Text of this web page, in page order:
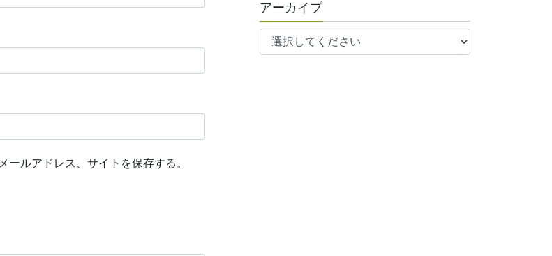
ルアドレス、サイトを保存する。
アーカイブ